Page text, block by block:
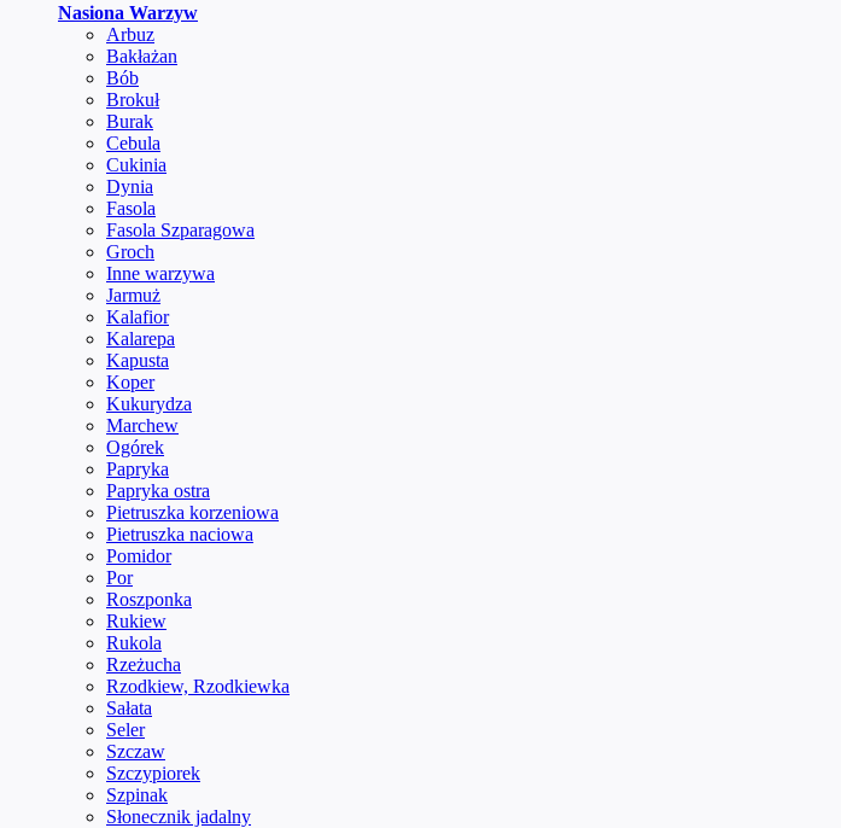
Nasiona Warzyw
Arbuz
Bakłażan
Bób
Brokuł
Burak
Cebula
Cukinia
Dynia
Fasola
Fasola Szparagowa
Groch
Inne warzywa
Jarmuż
Kalafior
Kalarepa
Kapusta
Koper
Kukurydza
Marchew
Ogórek
Papryka
Papryka ostra
Pietruszka korzeniowa
Pietruszka naciowa
Pomidor
Por
Roszponka
Rukiew
Rukola
Rzeżucha
Rzodkiew, Rzodkiewka
Sałata
Seler
Szczaw
Szczypiorek
Szpinak
Słonecznik jadalny